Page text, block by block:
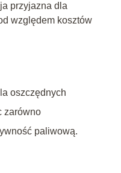
przyjazna dla
względem kosztów
oszczędnych
zarówno
paliwową.